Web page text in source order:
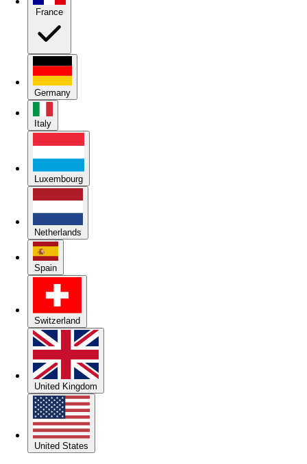
Germany
Italy
Luxembourg
Netherlands
Spain
Switzerland
United Kingdom
United States